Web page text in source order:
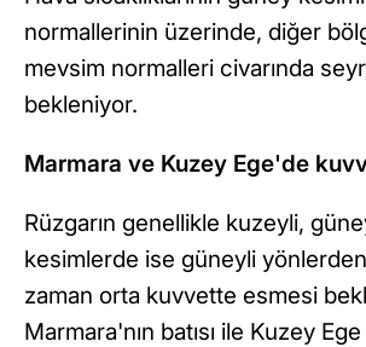
normallerinin üzerinde, diğer
mevsim normalleri civarında
bekleniyor.
Marmara ve Kuzey Ege'de
Rüzgarın genellikle kuzeyli,
kesimlerde ise güneyli
zaman orta kuvvette esmesi
Marmara'nın batısı ile Kuzey Ege